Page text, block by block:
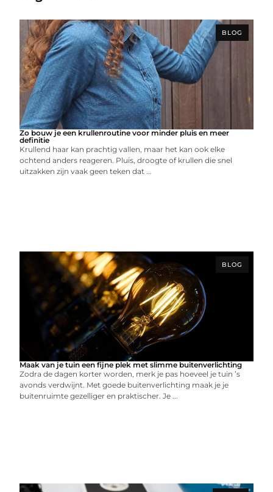
BLOG
Zo bouw je een krullenroutine voor minder pluis en meer
definitie
Krullend haar kan prachtig vallen, maar het kan ook elke
ochtend anders reageren. Pluis, droogte of krullen die snel
uitzakken zijn vaak geen teken dat ...
BLOG
Maak van je tuin een fijne plek met slimme buitenverlichting
Zodra de dagen korter worden, merk je pas hoeveel je tuin ’s
avonds verdwijnt. Met goede buitenverlichting maak je je
buitenruimte gezelliger en praktischer. Je ...